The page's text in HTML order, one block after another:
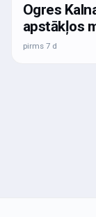
Ogres
apstākļos
pirms 7 d